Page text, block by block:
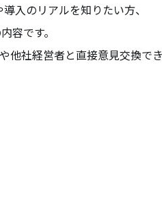
入のリアルを知りたい方、
容です。
他社経営者と直接意見交換で